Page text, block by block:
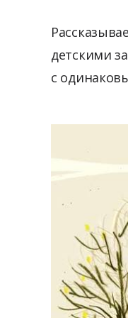
детскими
с